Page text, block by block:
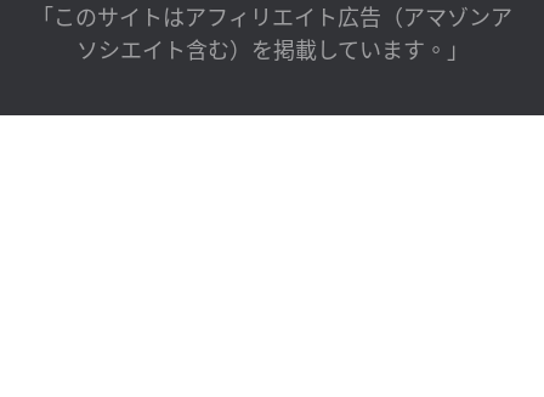
「このサイトはアフィリエイト広告（アマゾンア
ソシエイト含む）を掲載しています。」